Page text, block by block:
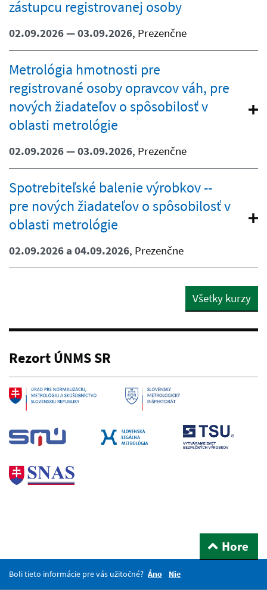
zástupcu registrovanej osoby
02.09.2026 — 03.09.2026, Prezenčne
Metrológia hmotnosti pre
registrované osoby opravcov váh, pre
nových žiadateľov o spôsobilosť v
oblasti metrológie
02.09.2026 — 03.09.2026, Prezenčne
Spotrebiteľské balenie výrobkov --
pre nových žiadateľov o spôsobilosť v
oblasti metrológie
02.09.2026 a 04.09.2026, Prezenčne
Všetky kurzy
Rezort ÚNMS SR
Hore
Boli tieto informácie pre vás užitočné? Áno Nie